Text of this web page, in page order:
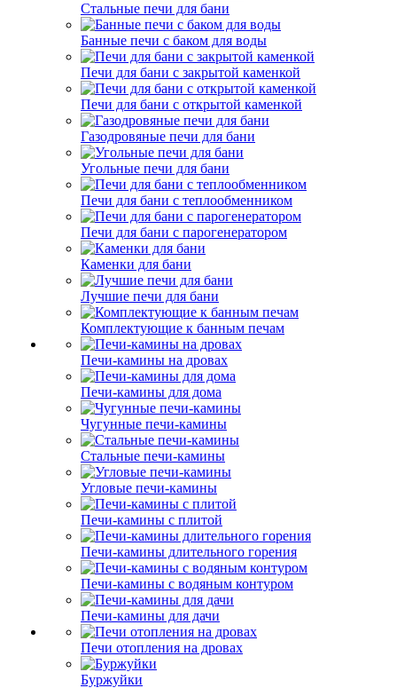
Стальные печи для бани
Банные печи с баком для воды
Печи для бани с закрытой каменкой
Печи для бани с открытой каменкой
Газодровяные печи для бани
Угольные печи для бани
Печи для бани с теплообменником
Печи для бани с парогенератором
Каменки для бани
Лучшие печи для бани
Комплектующие к банным печам
Печи-камины на дровах
Печи-камины для дома
Чугунные печи-камины
Стальные печи-камины
Угловые печи-камины
Печи-камины с плитой
Печи-камины длительного горения
Печи-камины с водяным контуром
Печи-камины для дачи
Печи отопления на дровах
Буржуйки